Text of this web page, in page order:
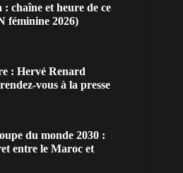
chaîne et heure de ce
féminine 2026)
: Hervé Renard
vous à la presse
du monde 2030 :
entre le Maroc et